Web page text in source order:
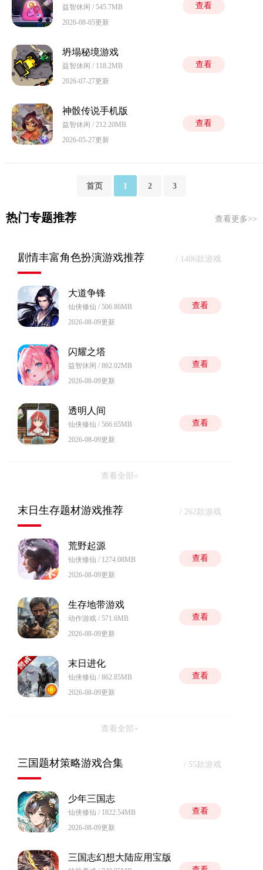
益智休闲 / 545.7MB
2026-08-05更新
查看
坍塌秘境游戏
益智休闲 / 118.2MB
2026-07-27更新
查看
神骰传说手机版
益智休闲 / 212.20MB
2026-05-27更新
查看
首页 1 2 3
热门专题推荐 查看更多>>
剧情丰富角色扮演游戏推荐 / 1406款游戏
大道争锋
仙侠修仙 / 506.86MB
2026-08-09更新
查看
闪耀之塔
益智休闲 / 862.02MB
2026-08-09更新
查看
透明人间
仙侠修仙 / 566.65MB
2026-08-09更新
查看
查看全部+
末日生存题材游戏推荐 / 262款游戏
荒野起源
仙侠修仙 / 1274.08MB
2026-08-09更新
查看
生存地带游戏
动作游戏 / 571.6MB
2026-08-09更新
查看
末日进化
仙侠修仙 / 862.85MB
2026-08-09更新
查看
查看全部+
三国题材策略游戏合集 / 55款游戏
少年三国志
仙侠修仙 / 1822.54MB
2026-08-09更新
查看
三国志幻想大陆应用宝版